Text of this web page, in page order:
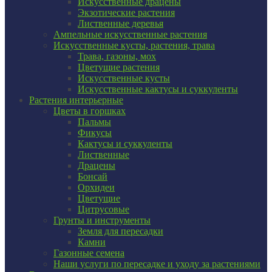
Экзотические растения
Лиственные деревья
Ампельные искусственные растения
Искусственные кусты, растения, трава
Трава, газоны, мох
Цветущие растения
Искусственные кусты
Искусственные кактусы и суккуленты
Растения интерьерные
Цветы в горшках
Пальмы
Фикусы
Кактусы и суккуленты
Лиственные
Драцены
Бонсай
Орхидеи
Цветущие
Цитрусовые
Грунты и инструменты
Земля для пересадки
Камни
Газонные семена
Наши услуги по пересадке и уходу за растениями